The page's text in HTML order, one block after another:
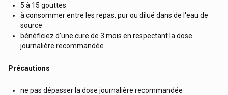
5 à 15 gouttes
à consommer entre les repas, pur ou dilué dans de l'eau de
source
bénéficiez d'une cure de 3 mois en respectant la dose
journalière recommandée
Précautions
ne pas dépasser la dose journalière recommandée